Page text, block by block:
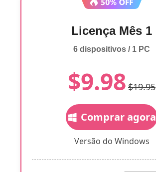
Licença Mês 1
6 dispositivos / 1 PC
$9.98 $19.95
Comprar agora
Versão do Windows